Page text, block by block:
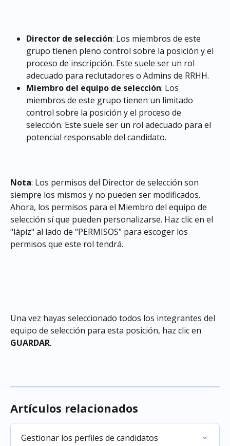
Director de selección: Los miembros de este
grupo tienen pleno control sobre la posición y el
proceso de inscripción. Este suele ser un rol
adecuado para reclutadores o Admins de RRHH.
Miembro del equipo de selección: Los
miembros de este grupo tienen un limitado
control sobre la posición y el proceso de
selección. Este suele ser un rol adecuado para el
potencial responsable del candidato.
Nota: Los permisos del Director de selección son
siempre los mismos y no pueden ser modificados.
Ahora, los permisos para el Miembro del equipo de
selección sí que pueden personalizarse. Haz clic en el
"lápiz" al lado de "PERMISOS" para escoger los
permisos que este rol tendrá.
Una vez hayas seleccionado todos los integrantes del
equipo de selección para esta posición, haz clic en
GUARDAR.
Artículos relacionados
Gestionar los perfiles de candidatos